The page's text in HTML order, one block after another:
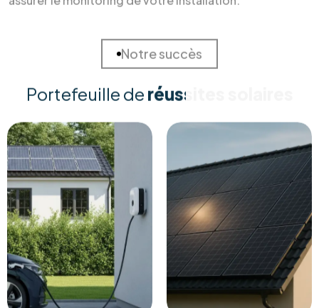
Solutions Sur Mesure
Chaque habitation est unique. Nous réalisons une
étude approfondie de votre consommation et de
votre toiture pour concevoir la solution la plus rentable
et adaptée à vos besoins spécifiques.
Installation Certifiée